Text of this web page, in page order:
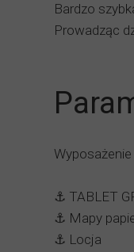
Bardzo
Prowadząc
Wyposażenie
⚓️ TABLET
⚓️ Mapy
⚓️ Locja